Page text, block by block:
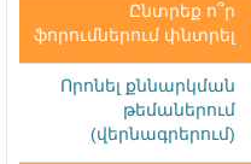
Ընտրեք ո՞ր
ֆորումներում փնտրել
Որոնել քննարկման
թեմաներում
(վերնագրերում)